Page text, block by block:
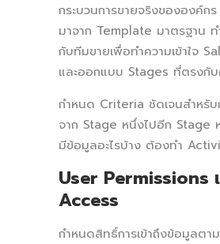
กระบวนการขายจริงขององค์ก
มาจาก Template มาตรฐาน
กับทีมขายเพื่อทำความเข้าใจ
และออกแบบ Stages ที่ตรงกับ
กำหนด Criteria ชัดเจนสำหรับ
จาก Stage หนึ่งไปอีก Stage
มีข้อมูลอะไรบ้าง ต้องทำ
User Permissions
Access
กำหนดสิทธิ์การเข้าถึงข้อมูลตา